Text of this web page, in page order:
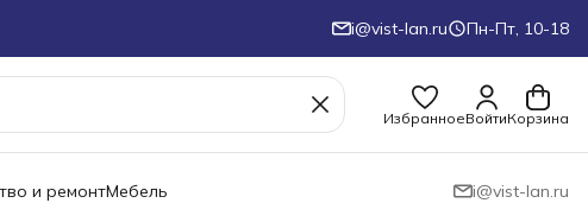
i@vist-lan.ru Пн-Пт, 10-18
ИзбранноеВойтиКорзина
и ремонтМебель i@vist-lan.ru